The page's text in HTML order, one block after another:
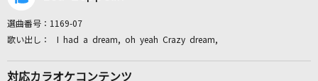
カラオケリクエスト
選曲番号： 1169-07
I had a dream, oh yeah Crazy dream,
対応カラオケコンテンツ